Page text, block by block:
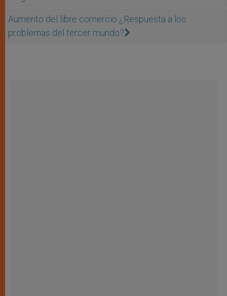
Aumento del libre comercio ¿Respuesta a los
problemas del tercer mundo?